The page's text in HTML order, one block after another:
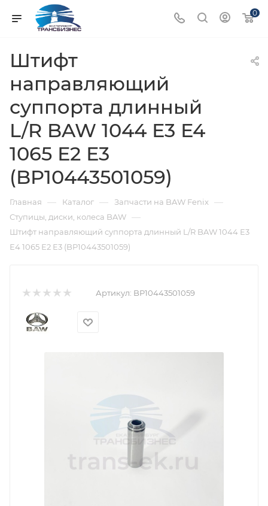
0
Штифт
направляющий
суппорта длинный
L/R BAW 1044 Е3 Е4
1065 Е2 Е3
(BP10443501059)
Главная — Каталог — Запчасти на BAW Fenix —
Ступицы, диски, колеса BAW —
Штифт направляющий суппорта длинный L/R BAW 1044 Е3
Е4 1065 Е2 Е3 (BP10443501059)
Артикул: BP10443501059